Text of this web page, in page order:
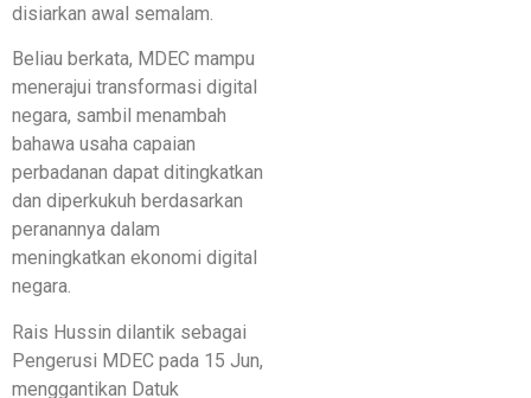
disiarkan awal semalam.
Beliau berkata, MDEC mampu
menerajui transformasi digital
negara, sambil menambah
bahawa usaha capaian
perbadanan dapat ditingkatkan
dan diperkukuh berdasarkan
peranannya dalam
meningkatkan ekonomi digital
negara.
Rais Hussin dilantik sebagai
Pengerusi MDEC pada 15 Jun,
menggantikan Datuk